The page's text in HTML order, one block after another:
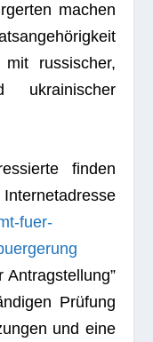
machen
rus­si­scher,
ukrai­ni­scher
fin­den
fuer-
Antrag­stel­lung”
Prü­fung
und eine